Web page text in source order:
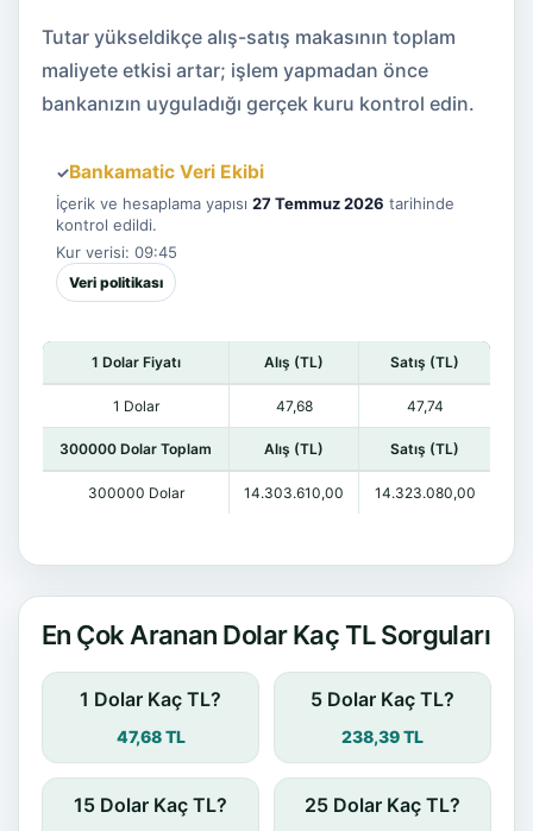
Tutar yükseldikçe alış-satış makasının toplam
maliyete etkisi artar; işlem yapmadan önce
bankanızın uyguladığı gerçek kuru kontrol edin.
✓Bankamatic Veri Ekibi
İçerik ve hesaplama yapısı 27 Temmuz 2026 tarihinde
kontrol edildi.
Kur verisi: 09:45
Veri politikası
1 Dolar Fiyatı Alış (TL) Satış (TL)
1 Dolar 47,68 47,74
300000 Dolar Toplam Alış (TL) Satış (TL)
300000 Dolar 14.303.610,00 14.323.080,00
En Çok Aranan Dolar Kaç TL Sorguları
1 Dolar Kaç TL?
47,68 TL
5 Dolar Kaç TL?
238,39 TL
15 Dolar Kaç TL? 25 Dolar Kaç TL?